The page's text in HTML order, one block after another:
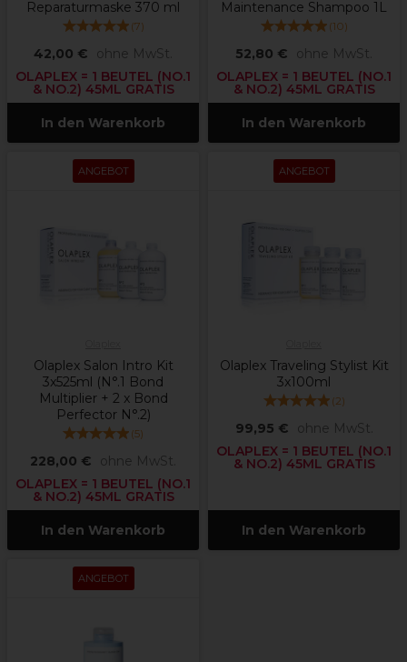
Reparaturmaske 370 ml
(7)
42,00 €
ohne MwSt.
OLAPLEX = 1 BEUTEL (NO.1
& NO.2) 45ML GRATIS
In den Warenkorb
Maintenance Shampoo 1L
(10)
52,80 €
ohne MwSt.
OLAPLEX = 1 BEUTEL (NO.1
& NO.2) 45ML GRATIS
In den Warenkorb
ANGEBOT
Olaplex Salon Intro Kit
3x525ml (N°.1 Bond
Multiplier + 2 x Bond
Perfector N°.2)
(5)
228,00 €
ohne MwSt.
OLAPLEX = 1 BEUTEL (NO.1
& NO.2) 45ML GRATIS
In den Warenkorb
ANGEBOT
Olaplex Traveling Stylist Kit
3x100ml
(2)
99,95 €
ohne MwSt.
OLAPLEX = 1 BEUTEL (NO.1
& NO.2) 45ML GRATIS
In den Warenkorb
ANGEBOT